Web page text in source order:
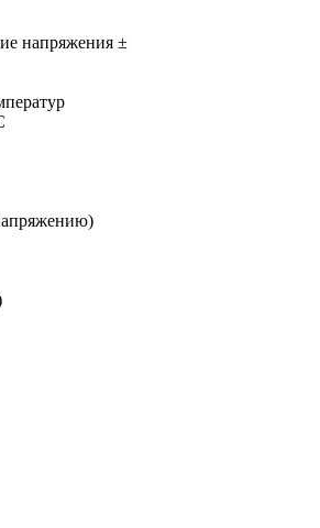
напряжения ±